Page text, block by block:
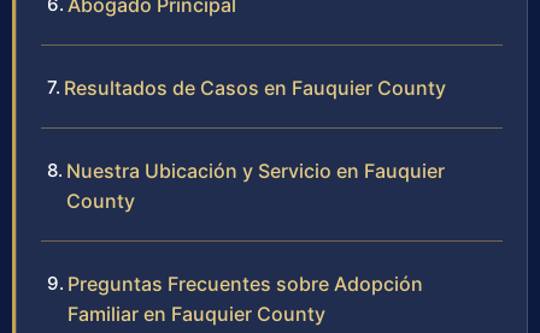
Abogado Principal
Resultados de Casos en Fauquier County
Nuestra Ubicación y Servicio en Fauquier
County
Preguntas Frecuentes sobre Adopción
Familiar en Fauquier County